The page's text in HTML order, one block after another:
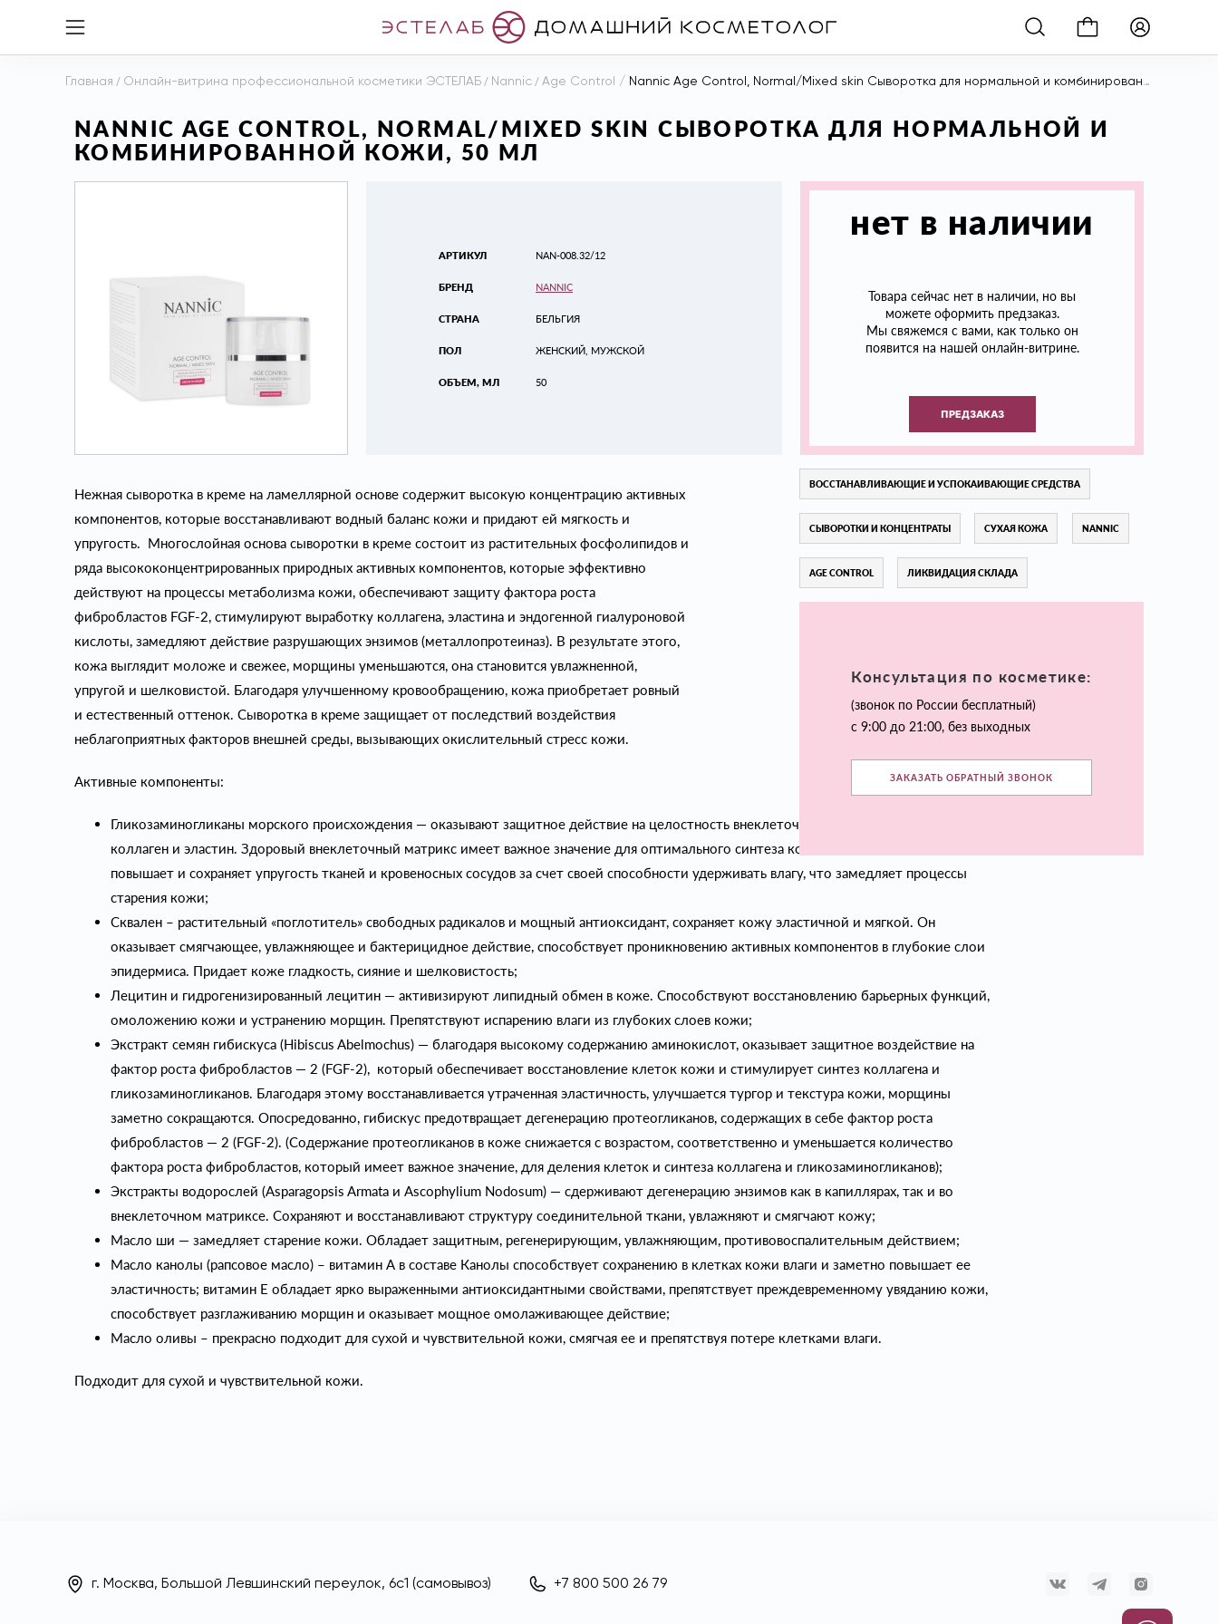
Главная / Онлайн-витрина профессиональной косметики ЭСТЕЛАБ / Nannic / Age Control / Nannic Age Control, Normal/Mixed skin Сыворотка для нормальной и комбинированной кожи, 50 мл
NANNIC AGE CONTROL, NORMAL/MIXED SKIN СЫВОРОТКА ДЛЯ НОРМАЛЬНОЙ И
КОМБИНИРОВАННОЙ КОЖИ, 50 МЛ
АРТИКУЛ
БРЕНД
СТРАНА
ПОЛ
ОБЪЕМ, МЛ
NAN-008.32/12
NANNIC
БЕЛЬГИЯ
ЖЕНСКИЙ, МУЖСКОЙ
50
нет в наличии
Товара сейчас нет в наличии, но вы
можете оформить предзаказ.
Мы свяжемся с вами, как только он
появится на нашей онлайн-витрине.
ПРЕДЗАКАЗ
Нежная сыворотка в креме на ламеллярной основе содержит высокую концентрацию активных
компонентов, которые восстанавливают водный баланс кожи и придают ей мягкость и
упругость. Многослойная основа сыворотки в креме состоит из растительных фосфолипидов и
ряда высококонцентрированных природных активных компонентов, которые эффективно
действуют на процессы метаболизма кожи, обеспечивают защиту фактора роста
фибробластов FGF-2, стимулируют выработку коллагена, эластина и эндогенной гиалуроновой
кислоты, замедляют действие разрушающих энзимов (металлопротеиназ). В результате этого,
кожа выглядит моложе и свежее, морщины уменьшаются, она становится увлажненной,
упругой и шелковистой. Благодаря улучшенному кровообращению, кожа приобретает ровный
и естественный оттенок. Сыворотка в креме защищает от последствий воздействия
неблагоприятных факторов внешней среды, вызывающих окислительный стресс кожи.
Активные компоненты:
Гликозаминогликаны морского происхождения — оказывают защитное действие на целостность внеклеточного матрикса, содержащего
коллаген и эластин. Здоровый внеклеточный матрикс имеет важное значение для оптимального синтеза коллагена и эластина. Коллаген
повышает и сохраняет упругость тканей и кровеносных сосудов за счет своей способности удерживать влагу, что замедляет процессы
старения кожи;
Сквален – растительный «поглотитель» свободных радикалов и мощный антиоксидант, сохраняет кожу эластичной и мягкой. Он
оказывает смягчающее, увлажняющее и бактерицидное действие, способствует проникновению активных компонентов в глубокие слои
эпидермиса. Придает коже гладкость, сияние и шелковистость;
Лецитин и гидрогенизированный лецитин — активизируют липидный обмен в коже. Способствуют восстановлению барьерных функций,
омоложению кожи и устранению морщин. Препятствуют испарению влаги из глубоких слоев кожи;
Экстракт семян гибискуса (Hibiscus Abelmochus) — благодаря высокому содержанию аминокислот, оказывает защитное воздействие на
фактор роста фибробластов — 2 (FGF-2), который обеспечивает восстановление клеток кожи и стимулирует синтез коллагена и
гликозаминогликанов. Благодаря этому восстанавливается утраченная эластичность, улучшается тургор и текстура кожи, морщины
заметно сокращаются. Опосредованно, гибискус предотвращает дегенерацию протеогликанов, содержащих в себе фактор роста
фибробластов — 2 (FGF-2). (Содержание протеогликанов в коже снижается с возрастом, соответственно и уменьшается количество
фактора роста фибробластов, который имеет важное значение, для деления клеток и синтеза коллагена и гликозаминогликанов);
Экстракты водорослей (Asparagopsis Armata и Ascophylium Nodosum) — сдерживают дегенерацию энзимов как в капиллярах, так и во
внеклеточном матриксе. Сохраняют и восстанавливают структуру соединительной ткани, увлажняют и смягчают кожу;
Масло ши — замедляет старение кожи. Обладает защитным, регенерирующим, увлажняющим, противовоспалительным действием;
Масло канолы (рапсовое масло) – витамин А в составе Канолы способствует сохранению в клетках кожи влаги и заметно повышает ее
эластичность; витамин Е обладает ярко выраженными антиоксидантными свойствами, препятствует преждевременному увяданию кожи,
способствует разглаживанию морщин и оказывает мощное омолаживающее действие;
Масло оливы – прекрасно подходит для сухой и чувствительной кожи, смягчая ее и препятствуя потере клетками влаги.
Подходит для сухой и чувствительной кожи.
ВОССТАНАВЛИВАЮЩИЕ И УСПОКАИВАЮЩИЕ СРЕДСТВА
СЫВОРОТКИ И КОНЦЕНТРАТЫ СУХАЯ КОЖА NANNIC
AGE CONTROL ЛИКВИДАЦИЯ СКЛАДА
Консультация по косметике:
(звонок по России бесплатный)
с 9:00 до 21:00, без выходных
ЗАКАЗАТЬ ОБРАТНЫЙ ЗВОНОК
г. Москва, Большой Левшинский переулок, 6с1 (самовывоз) +7 800 500 26 79